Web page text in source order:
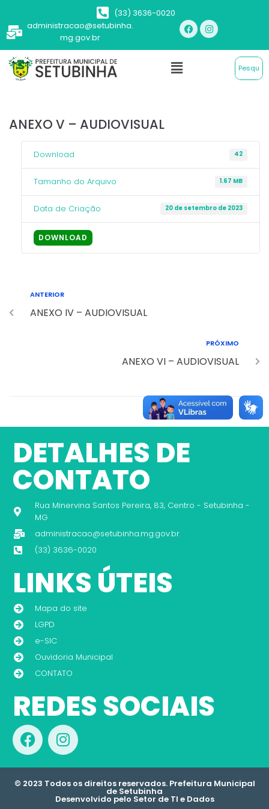
(33) 3636-0020
administracao@setubinha.
mg.gov.br
ANEXO V – AUDIOVISUAL
Download 42
Tamanho do Arquivo 1.67 MB
Data de Criação 20 de setembro de 2023
DOWNLOAD
ANTERIOR
ANEXO IV – AUDIOVISUAL
PRÓXIMO
ANEXO VI – AUDIOVISUAL
DETALHES DE
CONTATO
Rua Minervina Santos Pereira, 83, Centro - Setubinha -
MG
administracao@setubinha.mg.gov.br
(33) 3636-0020
LINKS ÚTEIS
Mapa do site
LGPD
e-SIC
Ouvidoria Municipal
CONTATO
REDES SOCIAIS
© 2023 Todos os direitos reservados. Prefeitura Municipal
de Setubinha
Desenvolvido pelo Setor de TI e Dados